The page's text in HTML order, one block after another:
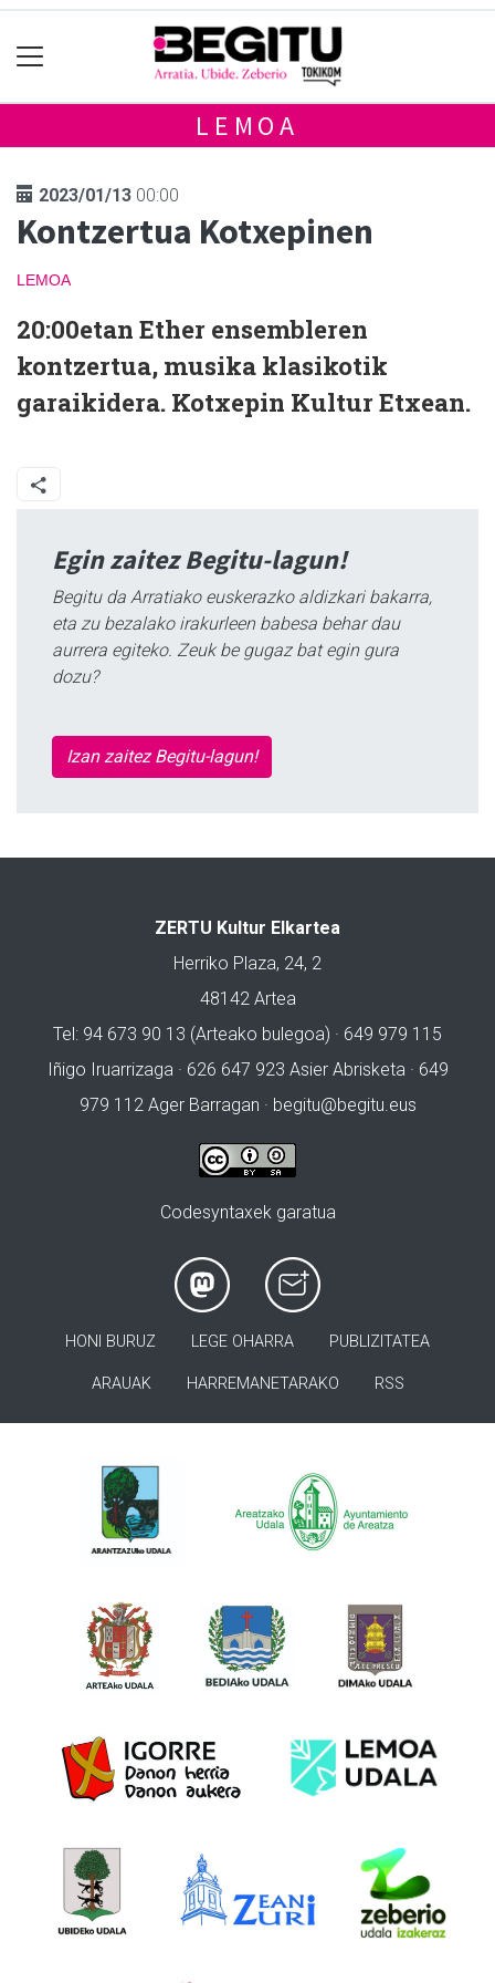
LEMOA
2023/01/13 00:00
Kontzertua Kotxepinen
LEMOA
20:00etan Ether ensembleren
kontzertua, musika klasikotik
garaikidera. Kotxepin Kultur Etxean.
Egin zaitez Begitu-lagun!
Begitu da Arratiako euskerazko aldizkari bakarra,
eta zu bezalako irakurleen babesa behar dau
aurrera egiteko. Zeuk be gugaz bat egin gura
dozu?
Izan zaitez Begitu-lagun!
ZERTU Kultur Elkartea
Herriko Plaza, 24, 2
48142 Artea
Tel: 94 673 90 13 (Arteako bulegoa) · 649 979 115
Iñigo Iruarrizaga · 626 647 923 Asier Abrisketa · 649
979 112 Ager Barragan · begitu@begitu.eus
Codesyntaxek garatua
HONI BURUZ LEGE OHARRA PUBLIZITATEA
ARAUAK HARREMANETARAKO RSS